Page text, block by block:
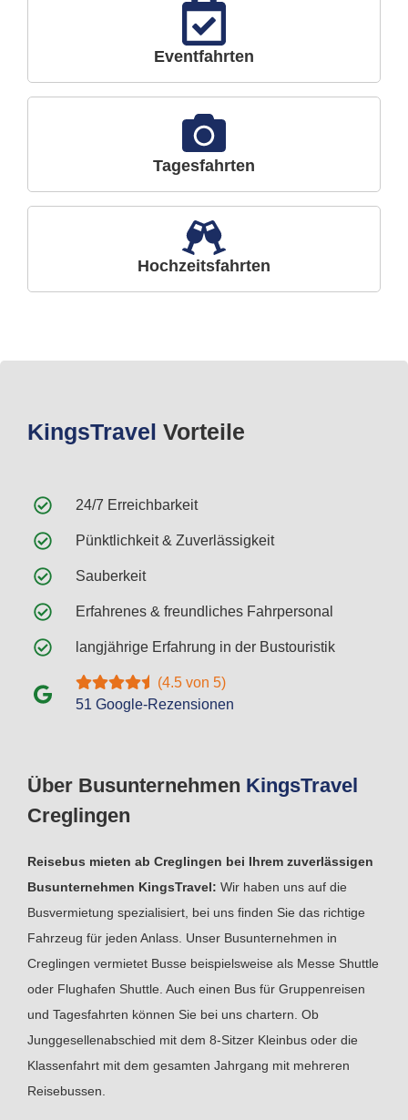
Eventfahrten
Tagesfahrten
Hochzeitsfahrten
Über Busunternehmen KingsTravel
Creglingen
Reisebus mieten ab Creglingen bei Ihrem zuverlässigen
Busunternehmen KingsTravel: Wir haben uns auf die
Busvermietung spezialisiert, bei uns finden Sie das richtige
Fahrzeug für jeden Anlass. Unser Busunternehmen in
Creglingen vermietet Busse beispielsweise als Messe Shuttle
oder Flughafen Shuttle. Auch einen Bus für Gruppenreisen
und Tagesfahrten können Sie bei uns chartern. Ob
Junggesellenabschied mit dem 8-Sitzer Kleinbus oder die
Klassenfahrt mit dem gesamten Jahrgang mit mehreren
Reisebussen.
KingsTravel Vorteile
24/7 Erreichbarkeit
Pünktlichkeit & Zuverlässigkeit
Sauberkeit
Erfahrenes & freundliches Fahrpersonal
langjährige Erfahrung in der Bustouristik
(4.5 von 5)
51 Google-Rezensionen